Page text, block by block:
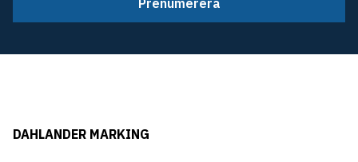
DAHLANDER MARKING